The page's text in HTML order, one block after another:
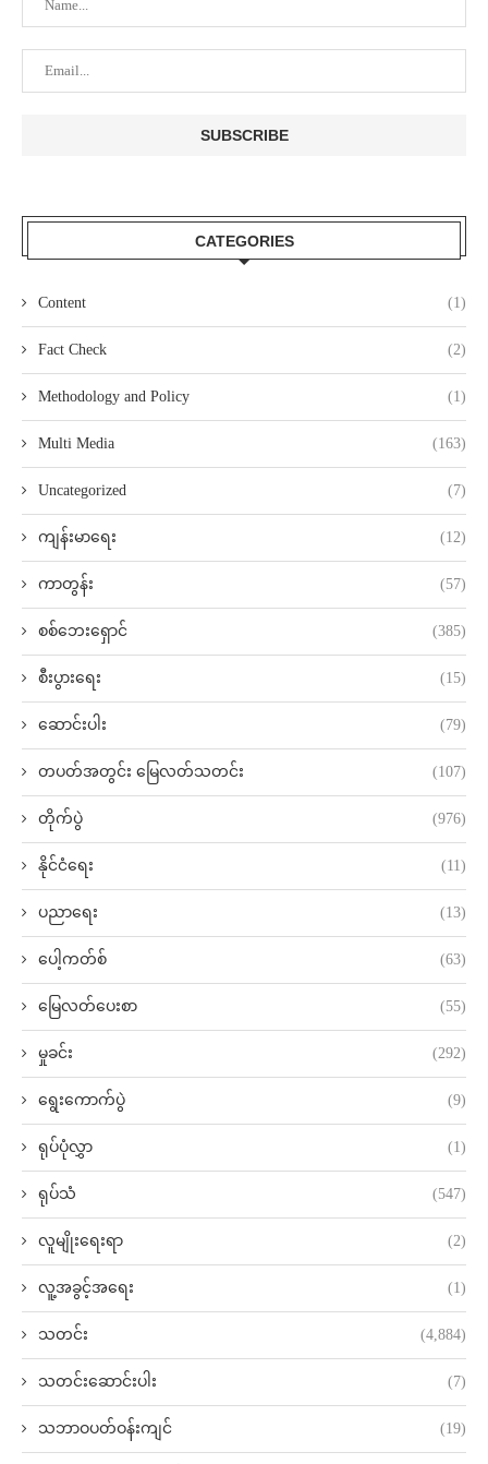
CATEGORIES
Content (1)
Fact Check (2)
Methodology and Policy (1)
Multi Media (163)
Uncategorized (7)
ကျန်းမာရေး (12)
ကာတွန်း (57)
စစ်ဘေးရှောင် (385)
စီးပွားရေး (15)
ဆောင်းပါး (79)
တပတ်အတွင်း မြေလတ်သတင်း (107)
တိုက်ပွဲ (976)
နိုင်ငံရေး (11)
ပညာရေး (13)
ပေါ့ကတ်စ် (63)
မြေလတ်ပေးစာ (55)
မှုခင်း (292)
ရွေးကောက်ပွဲ (9)
ရုပ်ပုံလွှာ (1)
ရုပ်သံ (547)
လူမျိုးရေးရာ (2)
လူ့အခွင့်အရေး (1)
သတင်း (4,884)
သတင်းဆောင်းပါး (7)
သဘာဝပတ်ဝန်းကျင် (19)